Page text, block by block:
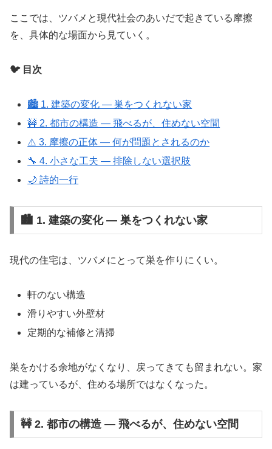
ここでは、ツバメと現代社会のあいだで起きている摩擦
を、具体的な場面から見ていく。
🐦 目次
🏙️ 1. 建築の変化 ― 巣をつくれない家
🚧 2. 都市の構造 ― 飛べるが、住めない空間
⚠️ 3. 摩擦の正体 ― 何が問題とされるのか
🔧 4. 小さな工夫 ― 排除しない選択肢
🌙 詩的一行
🏙️ 1. 建築の変化 ― 巣をつくれない家
現代の住宅は、ツバメにとって巣を作りにくい。
軒のない構造
滑りやすい外壁材
定期的な補修と清掃
巣をかける余地がなくなり、戻ってきても留まれない。家
は建っているが、住める場所ではなくなった。
🚧 2. 都市の構造 ― 飛べるが、住めない空間